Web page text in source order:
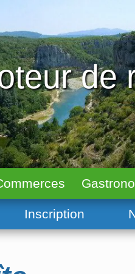
de
Inscription